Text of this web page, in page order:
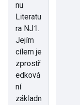
nu
Literatu
ra NJ1.
Jejím
cílem je
zprostř
edková
ní
základn